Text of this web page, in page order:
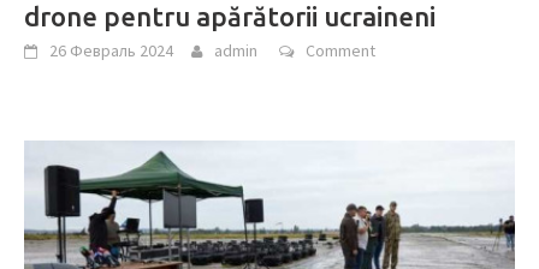
drone pentru apărătorii ucraineni
26 Февраль 2024 admin Comment